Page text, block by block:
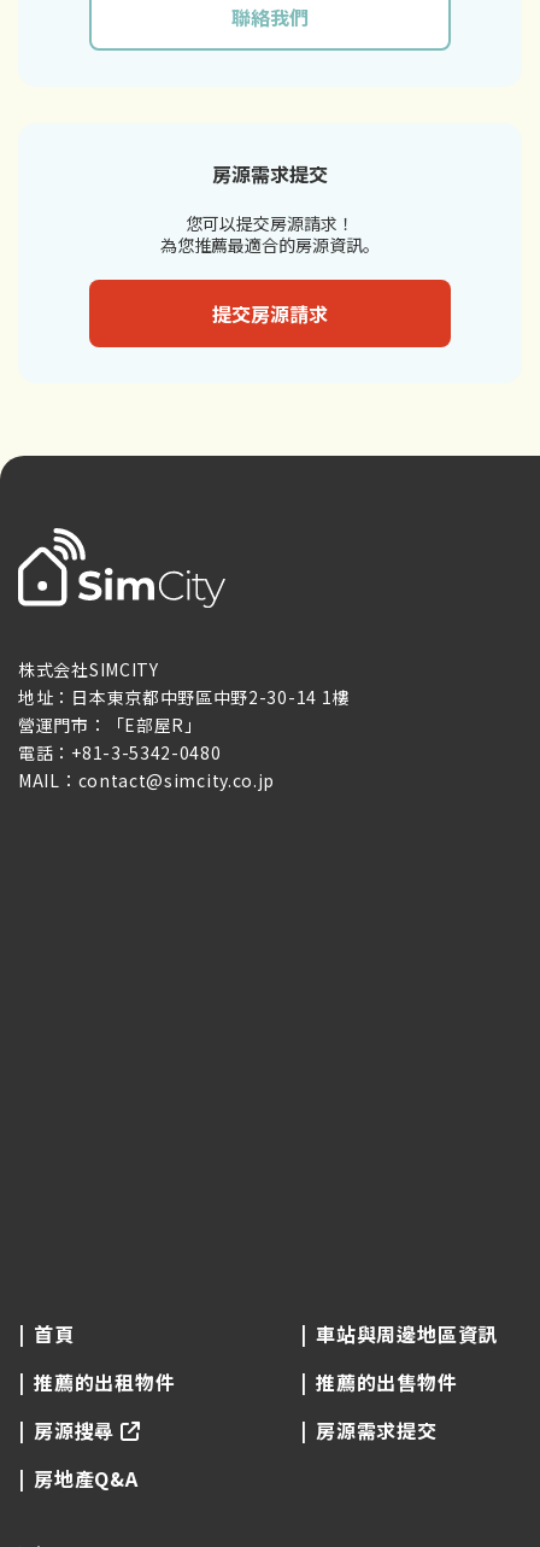
聯絡我們
房源需求提交
您可以提交房源請求！
為您推薦最適合的房源資訊。
提交房源請求
株式会社SIMCITY
地址：日本東京都中野區中野2-30-14 1樓
營運門市：「E部屋R」
電話：+81-3-5342-0480
MAIL：contact@simcity.co.jp
首頁
車站與周邊地區資訊
推薦的出租物件
推薦的出售物件
房源搜尋
房源需求提交
房地產Q&A